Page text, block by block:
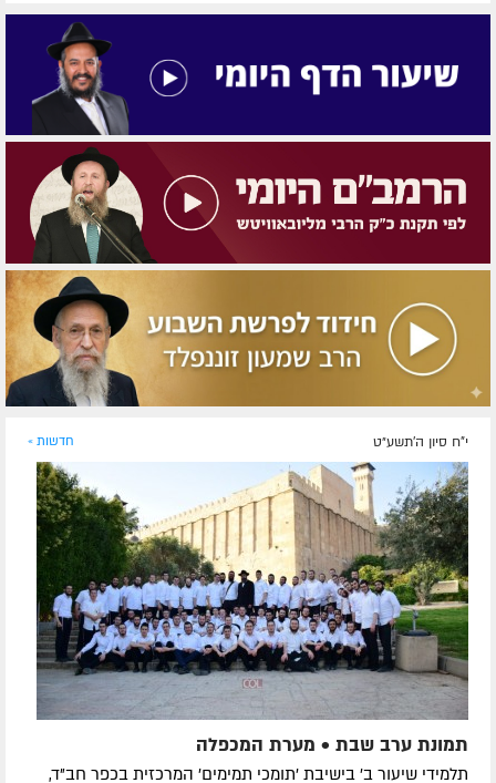
י"ח סיון ה׳תשע״ט חדשות »
תמונת ערב שבת • מערת המכפלה
תלמידי שיעור ב' בישיבת 'תומכי תמימים' המרכזית בכפר חב"ד,